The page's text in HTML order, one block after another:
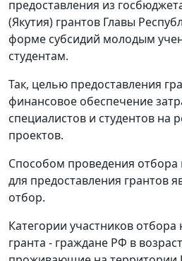
предоставления из
(Якутия) грантов Главы
форме субсидий молодым
студентам.
Так, целью предоставления
финансовое обеспечение
специалистов и студентов на
проектов.
Способом проведения отбора
для предоставления грантов
отбор.
Категории участников отбора
гранта - граждане РФ в